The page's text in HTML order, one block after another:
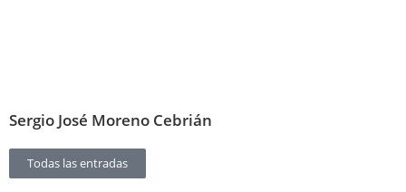
Sergio José Moreno Cebrián
Todas las entradas